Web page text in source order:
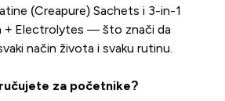
(Creapure) Sachets i 3-in-1
+ Electrolytes — što znači da
način života i svaku rutinu.
za početnike?